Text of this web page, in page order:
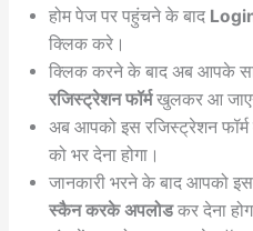
होम पेज पर पहुंचने के बाद
क्लिक करे।
क्लिक करने के बाद अब आपके
रजिस्ट्रेशन फॉर्मखुलकर आ
अब आपको इस रजिस्ट्रेशन फॉर्म
को भर देना होगा।
जानकारी भरने के बाद आपको
स्कैन करके अपलोडकर देना